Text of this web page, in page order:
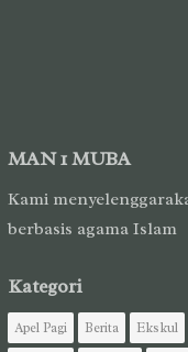
MAN 1 MUBA
Kami
berbasis agama Islam
Kategori
Apel Pagi Berita Ekskul